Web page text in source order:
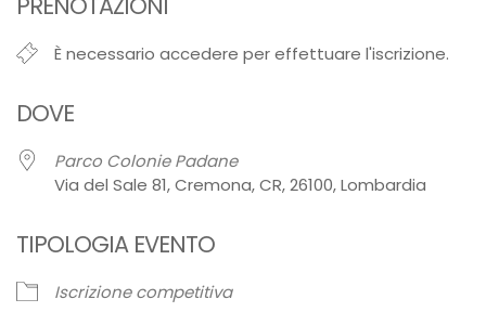
È necessario accedere per effettuare l'iscrizione.
DOVE
Parco Colonie Padane
Via del Sale 81, Cremona, CR, 26100, Lombardia
TIPOLOGIA EVENTO
Iscrizione competitiva